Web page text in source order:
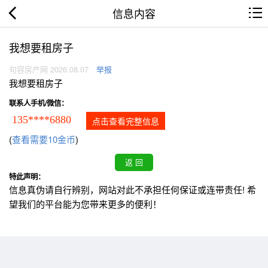
信息内容
我想要租房子
句容房产网 2026.08.07 举报
我想要租房子
联系人手机/微信：
135****6880 点击查看完整信息
(查看需要10金币)
特此声明：
信息真伪请自行辨别，网站对此不承担任何保证或连带责任! 希
望我们的平台能为您带来更多的便利！